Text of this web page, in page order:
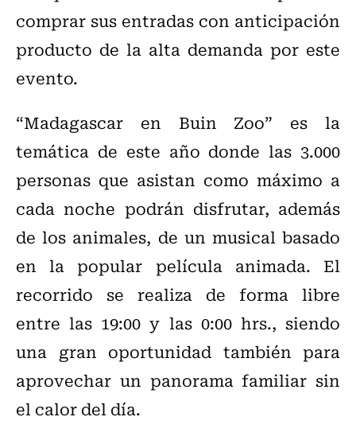
comprar sus entradas con anticipación
producto de la alta demanda por este
evento.
“Madagascar en Buin Zoo” es la
temática de este año donde las 3.000
personas que asistan como máximo a
cada noche podrán disfrutar, además
de los animales, de un musical basado
en la popular película animada. El
recorrido se realiza de forma libre
entre las 19:00 y las 0:00 hrs., siendo
una gran oportunidad también para
aprovechar un panorama familiar sin
el calor del día.